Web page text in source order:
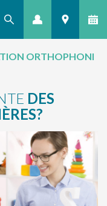
ORTHOPHONI
DES